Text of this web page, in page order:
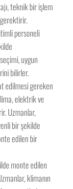
teknik bir işlem
personeli
uygun
bilirler.
edilmesi gereken
elektrik ve
Uzmanlar,
bir şekilde
edilen bir
monte edilen
klimanın